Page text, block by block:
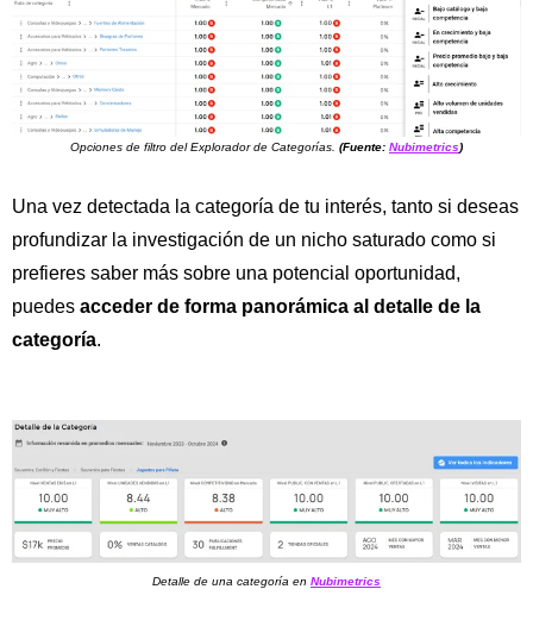
Opciones de filtro del Explorador de Categorías. (Fuente: Nubimetrics)
Una vez detectada la categoría de tu interés, tanto si deseas
profundizar la investigación de un nicho saturado como si
prefieres saber más sobre una potencial oportunidad,
puedes acceder de forma panorámica al detalle de la
categoría.
Detalle de una categoría en Nubimetrics